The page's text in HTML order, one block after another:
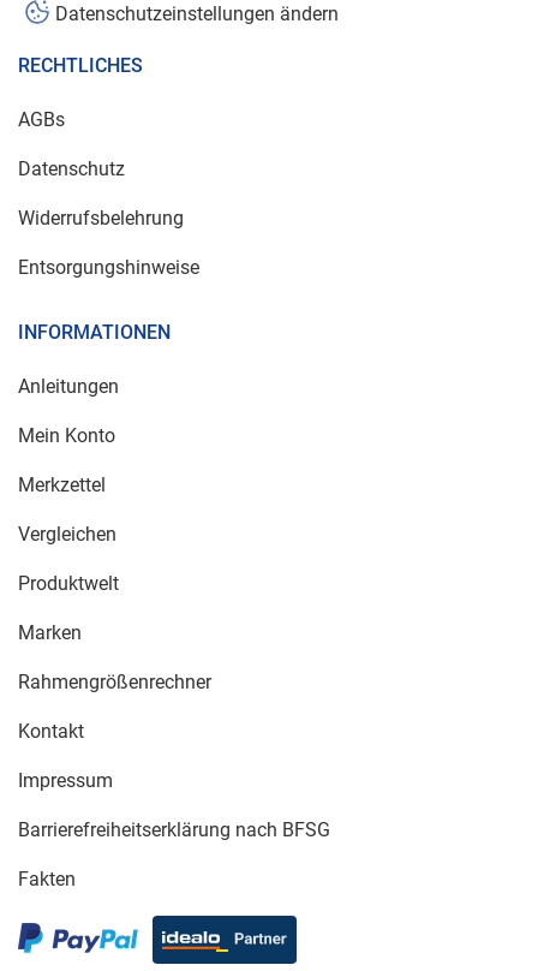
Datenschutzeinstellungen ändern
RECHTLICHES
AGBs
Datenschutz
Widerrufsbelehrung
Entsorgungshinweise
INFORMATIONEN
Anleitungen
Mein Konto
Merkzettel
Vergleichen
Produktwelt
Marken
Rahmengrößenrechner
Kontakt
Impressum
Barrierefreiheitserklärung nach BFSG
Fakten